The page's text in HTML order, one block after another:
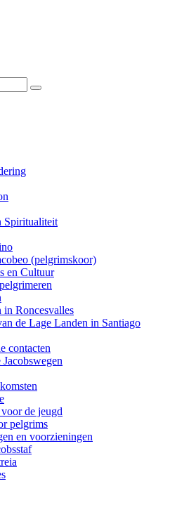
Spiritualiteit
(pelgrimskoor)
en Cultuur
in Roncesvalles
de Lage Landen in Santiago
contacten
de jeugd
pelgrims
en voorzieningen